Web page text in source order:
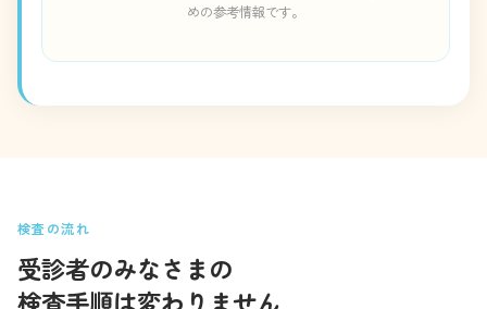
めの参考情報です。
検査の流れ
受診者のみなさまの
検査手順は変わりません